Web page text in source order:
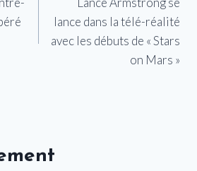
lance dans la télé-réalité
avec les débuts de « Stars
on Mars »